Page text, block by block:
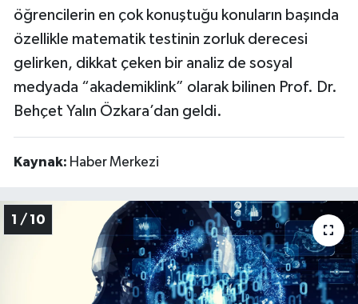
öğrencilerin en çok konuştuğu konuların başında
özellikle matematik testinin zorluk derecesi
gelirken, dikkat çeken bir analiz de sosyal
medyada “akademiklink” olarak bilinen Prof. Dr.
Behçet Yalın Özkara’dan geldi.
Kaynak: Haber Merkezi
1 / 10